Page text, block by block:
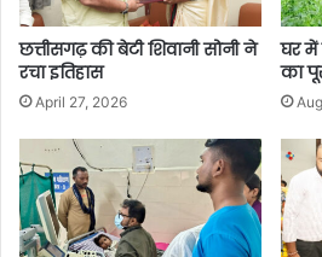
छत्तीसगढ़ की बेटी शिवानी सोनी ने
रचा इतिहास
April 27, 2026
घर
का